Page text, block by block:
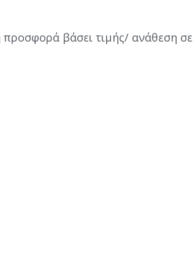
βάσει τιμής/ ανάθεση σε